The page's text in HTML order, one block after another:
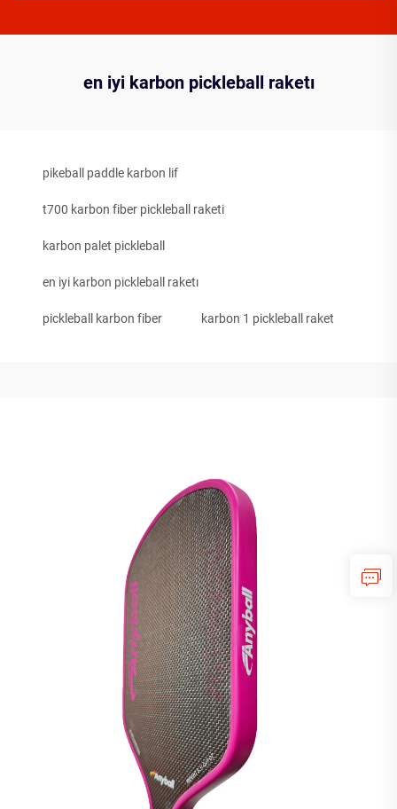
en iyi karbon pickleball raketı
pikeball paddle karbon lif
t700 karbon fiber pickleball raketi
karbon palet pickleball
en iyi karbon pickleball raketı
pickleball karbon fiber karbon 1 pickleball raket